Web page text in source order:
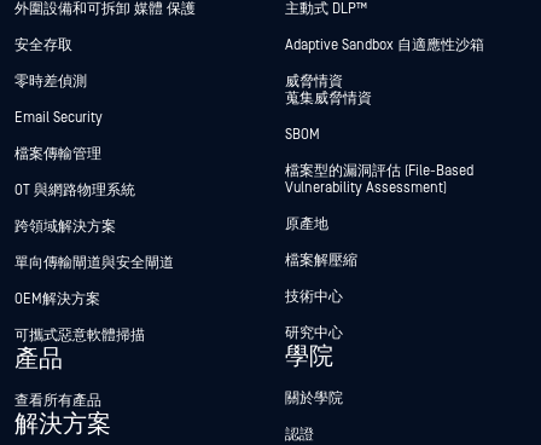
外圍設備和可拆卸 媒體 保護
安全存取
零時差偵測
Email Security
檔案傳輸管理
OT 與網路物理系統
跨領域解決方案
單向傳輸閘道與安全閘道
OEM解決方案
可攜式惡意軟體掃描
產品
查看所有產品
解決方案
主動式 DLP™
Adaptive Sandbox 自適應性沙箱
威脅情資
蒐集威脅情資
SBOM
檔案型的漏洞評估 (File-Based
Vulnerability Assessment)
原產地
檔案解壓縮
技術中心
研究中心
學院
關於學院
認證